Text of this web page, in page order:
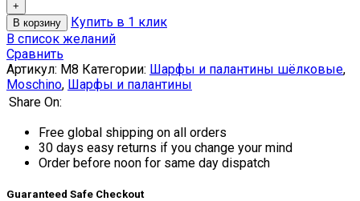
В корзину
Купить в 1 клик
В список желаний
Сравнить
Артикул: M8 Категории: Шарфы и палантины шёлковые,
Moschino, Шарфы и палантины
Share On:
Free global shipping on all orders
30 days easy returns if you change your mind
Order before noon for same day dispatch
Guaranteed Safe Checkout